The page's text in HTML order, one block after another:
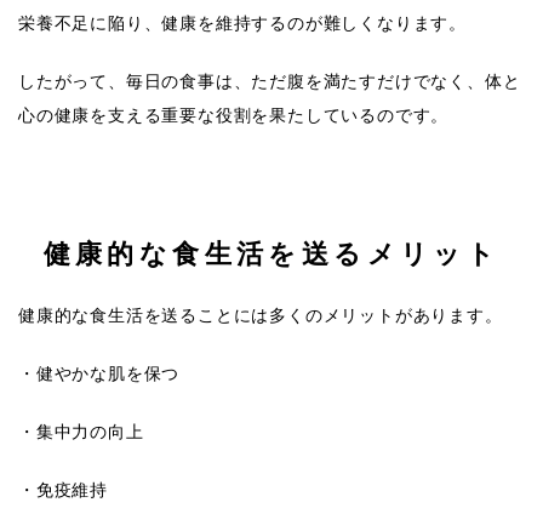
栄養不足に陥り、健康を維持するのが難しくなります。
したがって、毎日の食事は、ただ腹を満たすだけでなく、体と
心の健康を支える重要な役割を果たしているのです。
健康的な食生活を送るメリット
健康的な食生活を送ることには多くのメリットがあります。
・健やかな肌を保つ
・集中力の向上
・免疫維持